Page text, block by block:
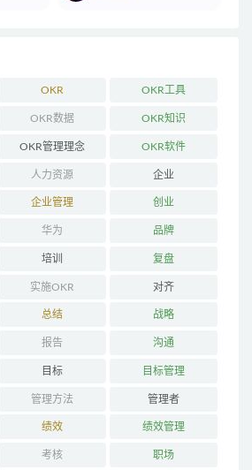
OKR OKR工具
OKR数据 OKR知识
OKR管理理念 OKR软件
人力资源 企业
企业管理 创业
华为 品牌
培训 复盘
实施OKR 对齐
总结 战略
报告 沟通
目标 目标管理
管理方法 管理者
绩效 绩效管理
考核 职场